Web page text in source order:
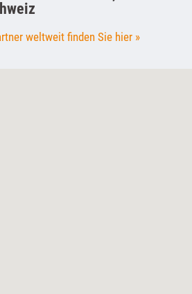
weltweit finden Sie hier »